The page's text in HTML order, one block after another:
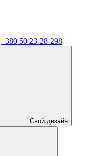
+380 50 23-28-298
Свой дизайн